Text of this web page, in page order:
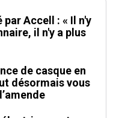
par Accell : « Il n'y
il n'y a plus
de casque en
désormais vous